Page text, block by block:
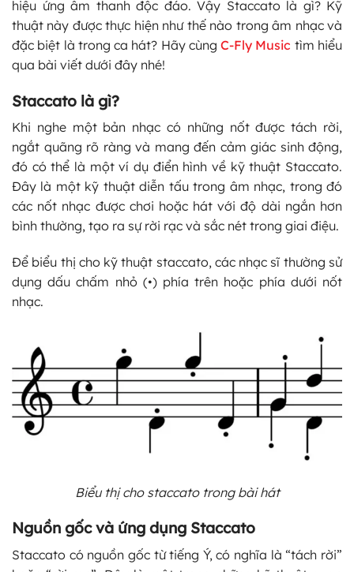
hiệu ứng âm thanh độc đáo. Vậy Staccato là gì? Kỹ
thuật này được thực hiện như thế nào trong âm nhạc và
đặc biệt là trong ca hát? Hãy cùngC-Fly Music tìm hiểu
qua bài viết dưới đây nhé!
Staccato là gì?
Khi nghe một bản nhạc có những nốt được tách rời,
ngắt quãng rõ ràng và mang đến cảm giác sinh động,
đó có thể là một ví dụ điển hình về kỹ thuật Staccato.
Đây là một kỹ thuật diễn tấu trong âm nhạc, trong đó
các nốt nhạc được chơi hoặc hát với độ dài ngắn hơn
bình thường, tạo ra sự rời rạc và sắc nét trong giai điệu.
Để biểu thị cho kỹ thuật staccato, các nhạc sĩ thường sử
dụng dấu chấm nhỏ (•) phía trên hoặc phía dưới nốt
nhạc.
Biểu thị cho staccato trong bài hát
Nguồn gốc và ứng dụng Staccato
Staccato có nguồn gốc từ tiếng Ý, có nghĩa là “tách rời”